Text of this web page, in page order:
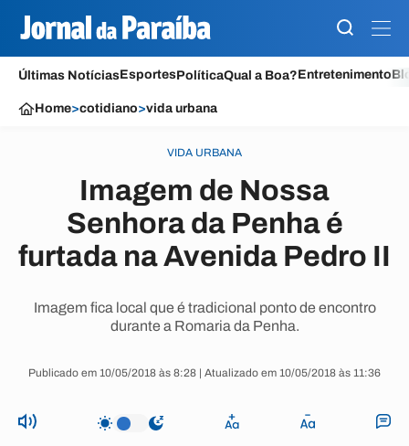
Últimas NotíciasEsportesPolíticaQual a Boa?Entretenimento
Home>cotidiano>vida urbana
VIDA URBANA
Imagem de Nossa
Senhora da Penha é
furtada na Avenida Pedro II
Imagem fica local que é tradicional ponto de encontro
durante a Romaria da Penha.
Publicado em 10/05/2018 às 8:28 | Atualizado em 10/05/2018 às 11:36